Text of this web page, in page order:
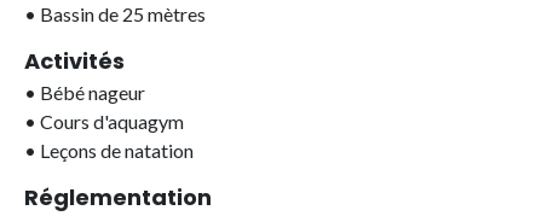
• Bassin de 25 mètres
Activités
• Bébé nageur
• Cours d'aquagym
• Leçons de natation
Réglementation